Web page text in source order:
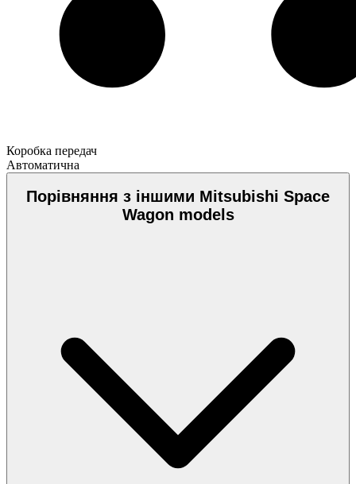
Коробка передач
Автоматична
Порівняння з іншими Mitsubishi Space
Wagon models